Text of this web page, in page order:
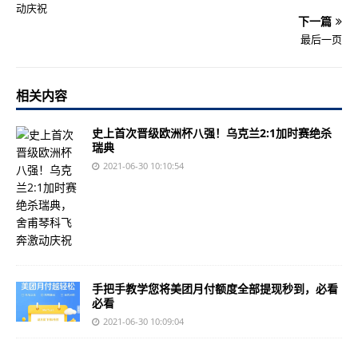
动庆祝
下一篇
最后一页
相关内容
史上首次晋级欧洲杯八强！乌克兰2:1加时赛绝杀
瑞典
2021-06-30 10:10:54
手把手教学您将美团月付额度全部提现秒到，必看
必看
2021-06-30 10:09:04